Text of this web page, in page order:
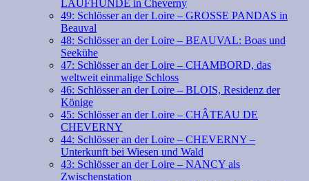
LAUFHUNDE in Cheverny
49: Schlösser an der Loire – GROSSE PANDAS in
Beauval
48: Schlösser an der Loire – BEAUVAL: Boas und
Seekühe
47: Schlösser an der Loire – CHAMBORD, das
weltweit einmalige Schloss
46: Schlösser an der Loire – BLOIS, Residenz der
Könige
45: Schlösser an der Loire – CHÂTEAU DE
CHEVERNY
44: Schlösser an der Loire – CHEVERNY –
Unterkunft bei Wiesen und Wald
43: Schlösser an der Loire – NANCY als
Zwischenstation